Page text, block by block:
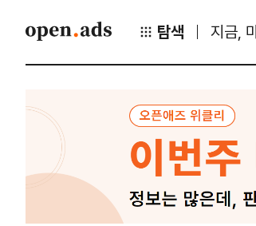
탐색 지금,